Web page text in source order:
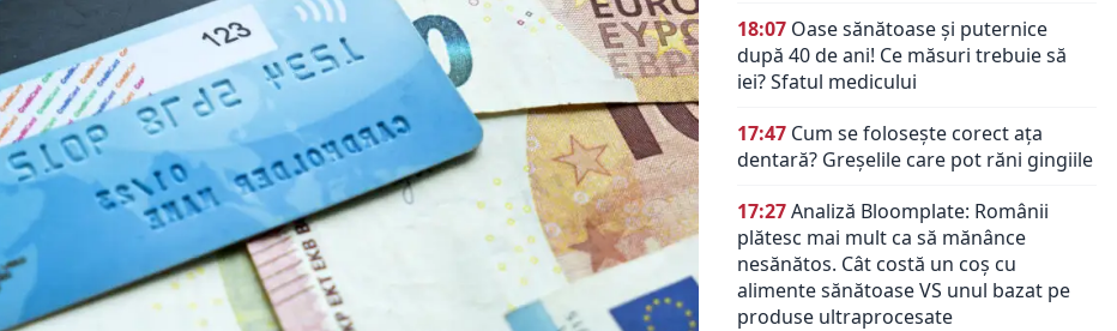
18:07 Oase sănătoase și puternice
după 40 de ani! Ce măsuri trebuie să
iei? Sfatul medicului
17:47 Cum se folosește corect ața
dentară? Greșelile care pot răni gingiile
17:27Analiză Bloomplate: Românii
plătesc mai mult ca să mănânce
nesănătos. Cât costă un coș cu
alimente sănătoase VS unul bazat pe
produse ultraprocesate